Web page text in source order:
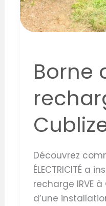
Borne
Découvrez
ÉLECTRICITÉ a
recharge IRVE
d’une